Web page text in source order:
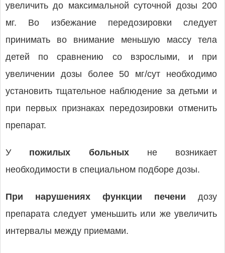
увеличить до максимальной суточной дозы 200
мг. Во избежание передозировки следует
принимать во внимание меньшую массу тела
детей по сравнению со взрослыми, и при
увеличении дозы более 50 мг/сут необходимо
установить тщательное наблюдение за детьми и
при первых признаках передозировки отменить
препарат.
Упожилых больных не возникает
необходимости в специальном подборе дозы.
При нарушениях функции печени дозу
препарата следует уменьшить или же увеличить
интервалы между приемами.